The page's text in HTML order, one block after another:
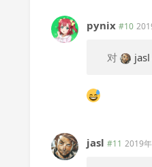
pynix #10
对 jasl
jasl #11 2019